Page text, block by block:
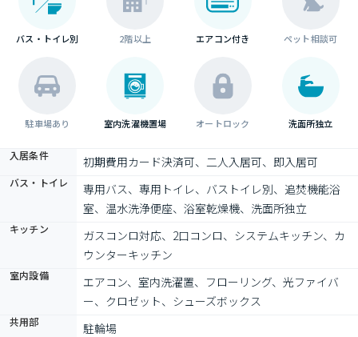
バス・トイレ別 2階以上 エアコン付き ペット相談可
駐車場あり 室内洗濯機置場 オートロック 洗面所独立
入居条件 初期費用カード決済可、二人入居可、即入居可
バス・トイレ
専用バス、専用トイレ、バストイレ別、追焚機能浴
室、温水洗浄便座、浴室乾燥機、洗面所独立
キッチン
ガスコンロ対応、2口コンロ、システムキッチン、カ
ウンターキッチン
室内設備
エアコン、室内洗濯置、フローリング、光ファイバ
ー、クロゼット、シューズボックス
共用部 駐輪場